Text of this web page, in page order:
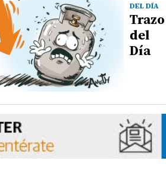
DEL DÍA
Trazo
del
Día